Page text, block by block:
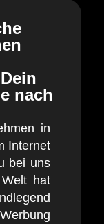
nach
in
Internet
bei uns
hat